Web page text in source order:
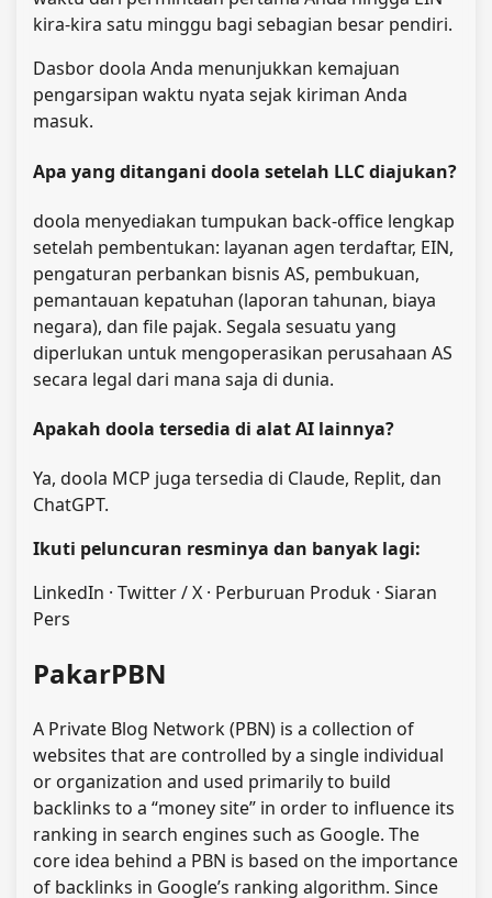
kira-kira satu minggu bagi sebagian besar pendiri.
Dasbor doola Anda menunjukkan kemajuan
pengarsipan waktu nyata sejak kiriman Anda
masuk.
Apa yang ditangani doola setelah LLC diajukan?
doola menyediakan tumpukan back-office lengkap
setelah pembentukan: layanan agen terdaftar, EIN,
pengaturan perbankan bisnis AS, pembukuan,
pemantauan kepatuhan (laporan tahunan, biaya
negara), dan file pajak. Segala sesuatu yang
diperlukan untuk mengoperasikan perusahaan AS
secara legal dari mana saja di dunia.
Apakah doola tersedia di alat AI lainnya?
Ya, doola MCP juga tersedia di Claude, Replit, dan
ChatGPT.
Ikuti peluncuran resminya dan banyak lagi:
LinkedIn · Twitter / X · Perburuan Produk · Siaran
Pers
PakarPBN
A Private Blog Network (PBN) is a collection of
websites that are controlled by a single individual
or organization and used primarily to build
backlinks to a “money site” in order to influence its
ranking in search engines such as Google. The
core idea behind a PBN is based on the importance
of backlinks in Google’s ranking algorithm. Since